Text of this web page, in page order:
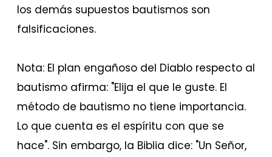
los demás supuestos bautismos son
falsificaciones.
Nota: El plan engañoso del Diablo respecto al
bautismo afirma: "Elija el que le guste. El
método de bautismo no tiene importancia.
Lo que cuenta es el espíritu con que se
hace". Sin embargo, la Biblia dice: "Un Señor,